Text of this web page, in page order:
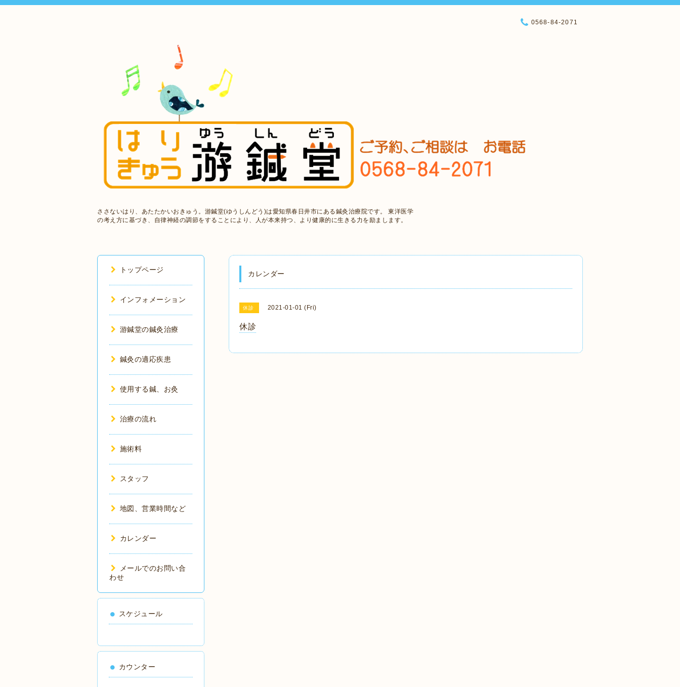
ささないはり、あたたかいおきゅう。游鍼堂(ゆうしんどう)は愛知県春日井市にある鍼灸治療院です。 東洋医学
の考え方に基づき、自律神経の調節をすることにより、人が本来持つ、より健康的に生きる力を励まします。
0568-84-2071
カレンダー
休診 2021-01-01 (Fri)
休診
トップページ
インフォメーション
游鍼堂の鍼灸治療
鍼灸の適応疾患
使用する鍼、お灸
治療の流れ
施術料
スタッフ
地図、営業時間など
カレンダー
メールでのお問い合
わせ
スケジュール
カウンター